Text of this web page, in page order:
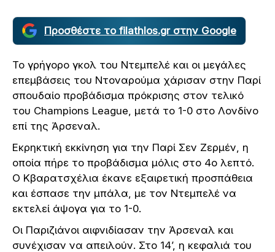
Προσθέστε το filathlos.gr στην Google
Το γρήγορο γκολ του Ντεμπελέ και οι μεγάλες
επεμβάσεις του Ντοναρούμα χάρισαν στην Παρί
σπουδαίο προβάδισμα πρόκρισης στον τελικό
του Champions League, μετά το 1-0 στο Λονδίνο
επί της Άρσεναλ.
Εκρηκτική εκκίνηση για την Παρί Σεν Ζερμέν, η
οποία πήρε το προβάδισμα μόλις στο 4ο λεπτό.
Ο Κβαρατσχέλια έκανε εξαιρετική προσπάθεια
και έσπασε την μπάλα, με τον Ντεμπελέ να
εκτελεί άψογα για το 1-0.
Οι Παριζιάνοι αιφνιδίασαν την Άρσεναλ και
συνέχισαν να απειλούν. Στο 14’, η κεφαλιά του